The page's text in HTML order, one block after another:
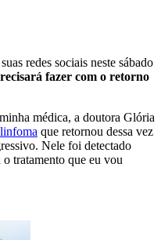
redes sociais neste sábado
fazer com o retorno
médica, a doutora Glória
linfoma que retornou dessa vez
Nele foi detectado
tratamento que eu vou